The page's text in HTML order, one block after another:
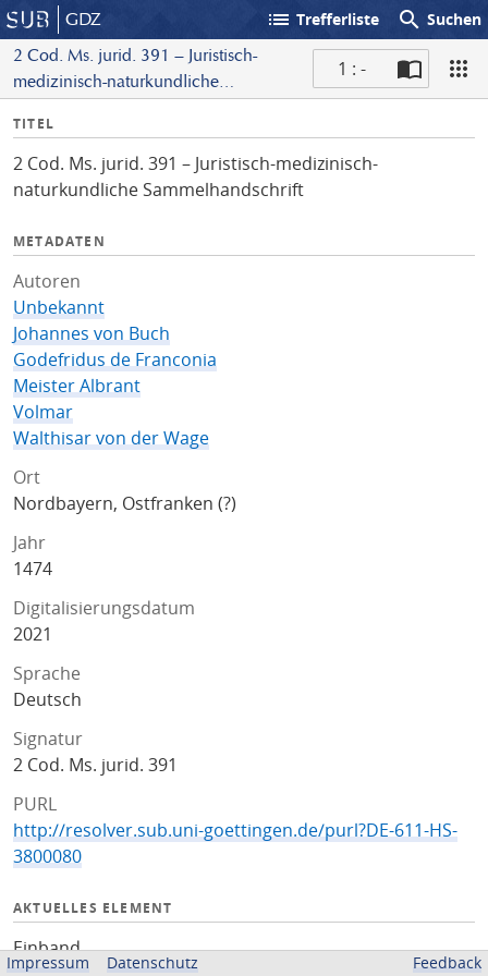
GDZ list Trefferliste search Suchen
2 Cod. Ms. jurid. 391 – Juristisch-
medizinisch-naturkundliche
1 : -
I
f
o
TITEL
2 Cod. Ms. jurid. 391 – Juristisch-medizinisch-
naturkundliche Sammelhandschrift
METADATEN
Autoren
Unbekannt
Johannes von Buch
Godefridus de Franconia
Meister Albrant
Volmar
Walthisar von der Wage
Ort
Nordbayern, Ostfranken (?)
Jahr
1474
Digitalisierungsdatum
2021
Sprache
Deutsch
Signatur
2 Cod. Ms. jurid. 391
PURL
http://resolver.sub.uni-goettingen.de/purl?DE-611-HS-
3800080
AKTUELLES ELEMENT
Einband
Impressum Datenschutz Feedback